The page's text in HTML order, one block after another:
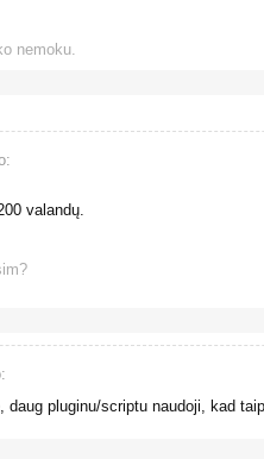
nemoku.
valandų.
daug pluginu/scriptu naudoji, kad